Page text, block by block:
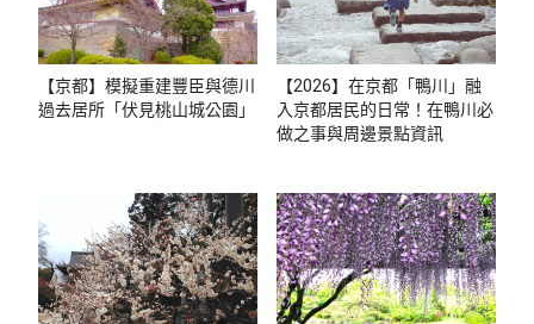
【京都】模擬重建豐臣與德川
過去居所「伏見桃山城公園」
【2026】在京都「鴨川」融
入京都居民的日常！在鴨川必
做之事與周邊景點資訊